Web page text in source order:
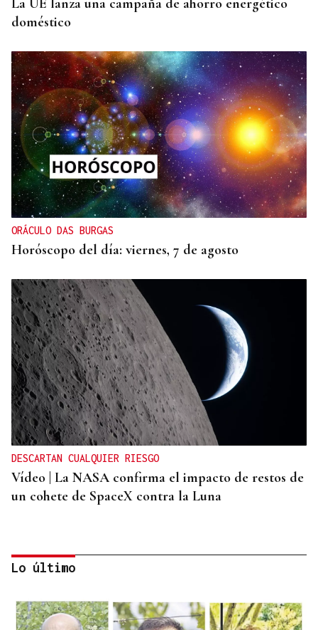
doméstico
ORÁCULO DAS BURGAS
Horóscopo del día: viernes, 7 de agosto
DESCARTAN CUALQUIER RIESGO
Vídeo | La NASA confirma el impacto de restos de
un cohete de SpaceX contra la Luna
Lo último